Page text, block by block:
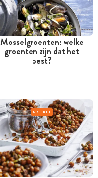
Mosselgroenten: welke
groenten zijn dat het
best?
ARTIKEL